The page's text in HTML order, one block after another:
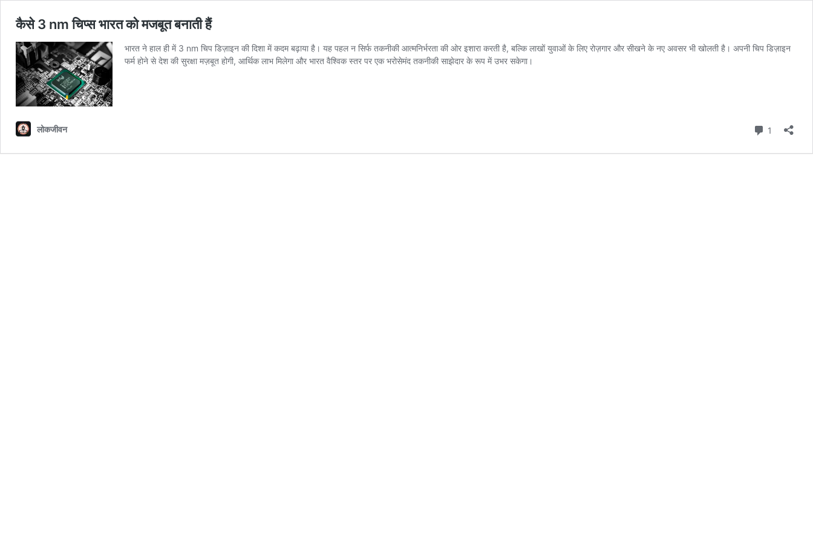
कैसे 3 nm चिप्स भारत को मजबूत बनाती हैं
भारत ने हाल ही में 3 nm चिप डिज़ाइन की दिशा में कदम बढ़ाया है। यह पहल न सिर्फ तकनीकी आत्मनिर्भरता की ओर इशारा करती है, बल्कि लाखों युवाओं के लिए रोज़गार और सीखने के नए अवसर भी खोलती है। अपनी चिप डिज़ाइन
फर्म होने से देश की सुरक्षा मज़बूत होगी, आर्थिक लाभ मिलेगा और भारत वैश्विक स्तर पर एक भरोसेमंद तकनीकी साझेदार के रूप में उभर सकेगा।
लोकजीवन 1 Comment